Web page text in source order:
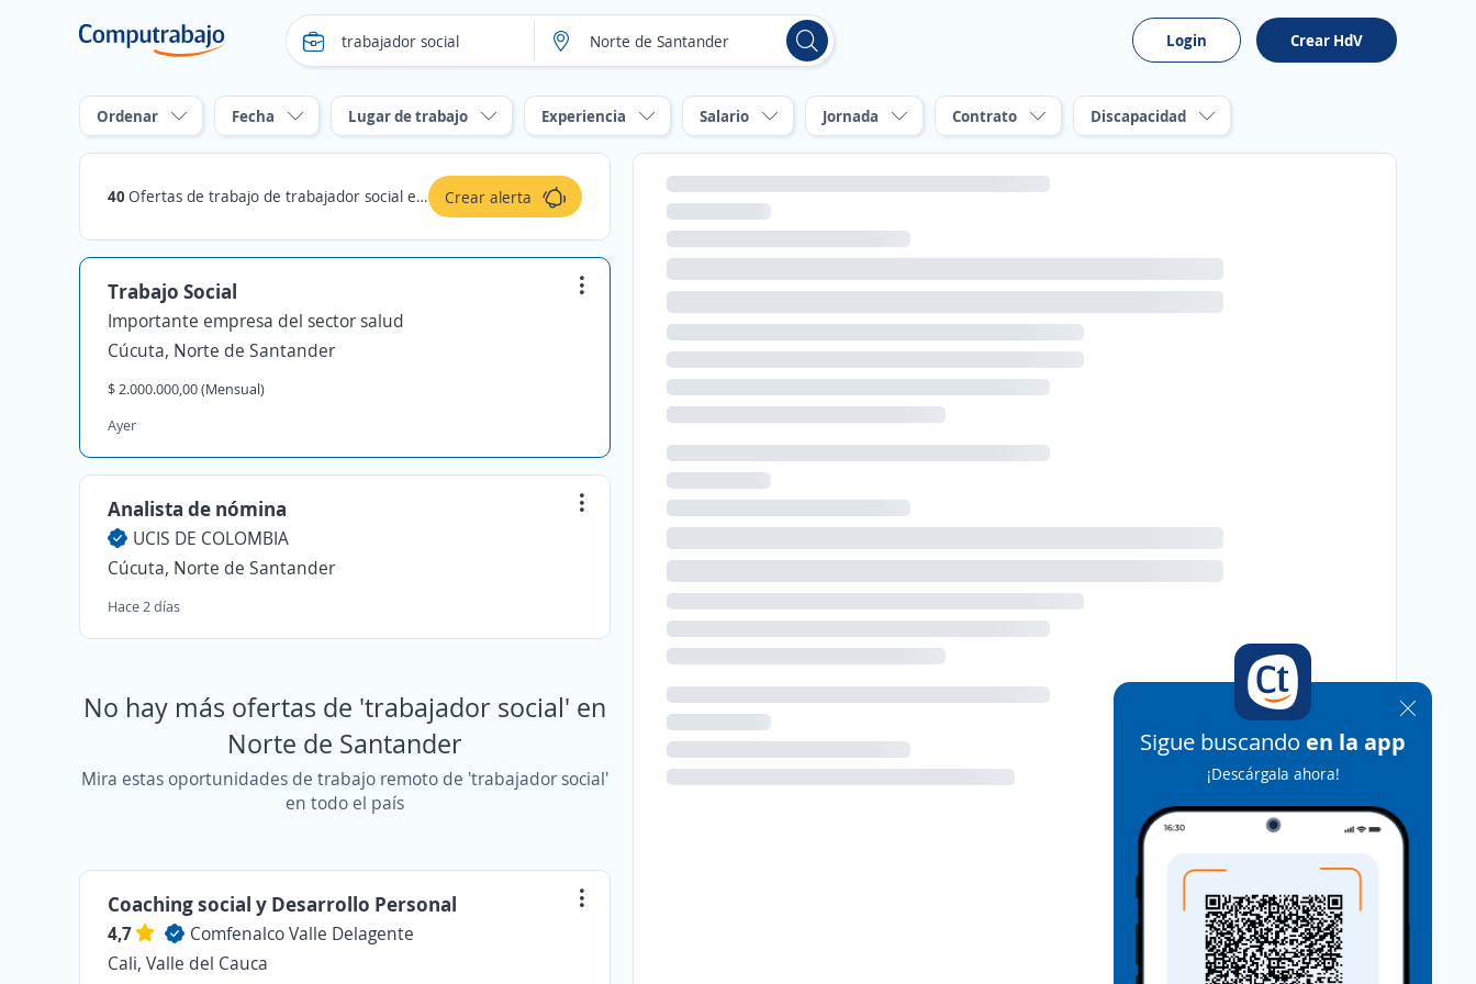
Login Crear HdV
Ordenar Fecha Lugar de trabajo Experiencia Salario Jornada Contrato Discapacidad
40 Ofertas de trabajo de trabajador social en Norte de Santander Crear alerta
Trabajo Social
Importante empresa del sector salud
Cúcuta, Norte de Santander
$ 2.000.000,00 (Mensual)
Ayer
Analista de nómina
UCIS DE COLOMBIA
Cúcuta, Norte de Santander
Hace 2 días
No hay más ofertas de 'trabajador social' en
Norte de Santander
Mira estas oportunidades de trabajo remoto de 'trabajador social'
en todo el país
Coaching social y Desarrollo Personal
4,7
Comfenalco Valle Delagente
Cali, Valle del Cauca
Sigue buscando en la app
¡Descárgala ahora!